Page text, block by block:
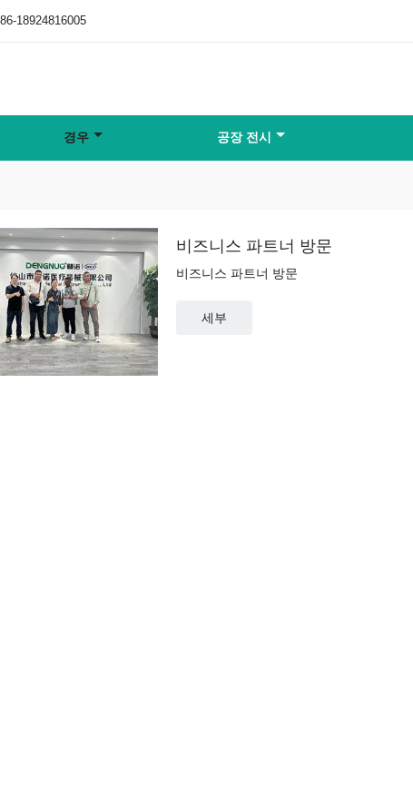
18924816005
경우 공장 전시
비즈니스 파트너 방문
비즈니스 파트너 방문
세부